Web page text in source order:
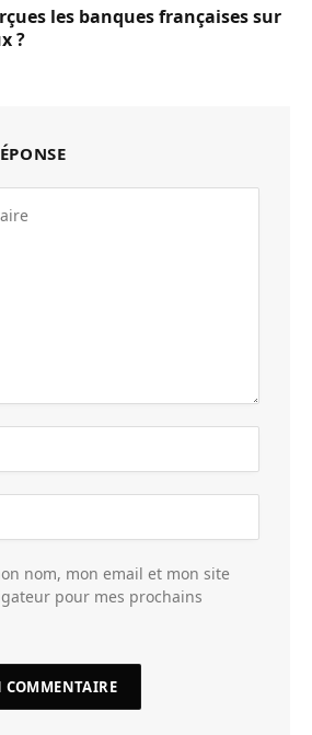
les banques françaises sur
?
nom, mon email et mon site
pour mes prochains